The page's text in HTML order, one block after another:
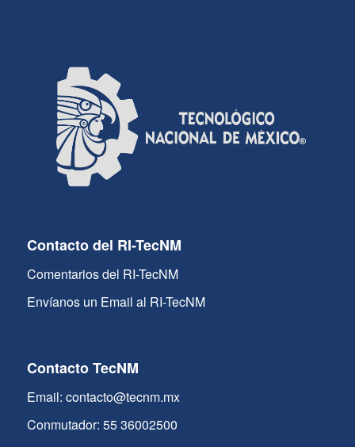
Contacto del RI-TecNM
Comentarios del RI-TecNM
Envíanos un Email al RI-TecNM
Contacto TecNM
Email: contacto@tecnm.mx
Conmutador: 55 36002500